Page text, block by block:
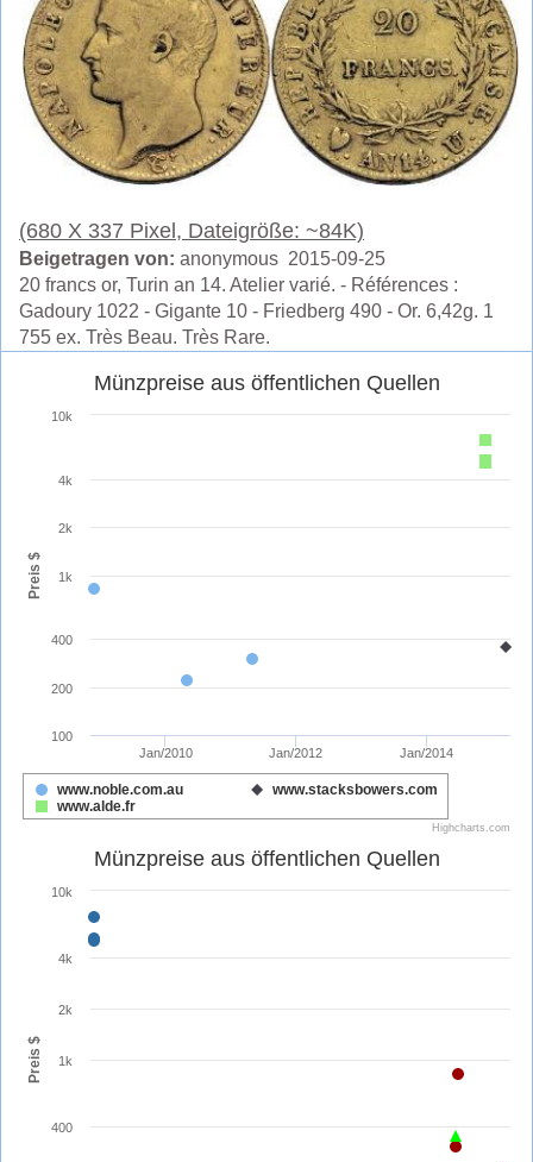
(680 X 337 Pixel, Dateigröße: ~84K)
Beigetragen von: anonymous 2015-09-25
20 francs or, Turin an 14. Atelier varié. - Références :
Gadoury 1022 - Gigante 10 - Friedberg 490 - Or. 6,42g. 1
755 ex. Très Beau. Très Rare.